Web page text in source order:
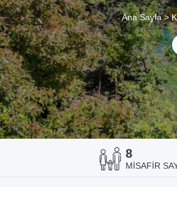
Ana Sayfa >
8
MISAFIR